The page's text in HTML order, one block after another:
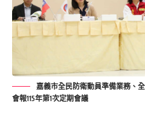
嘉義市全民防衛動員準備業務、
會報115年第1次定期會議